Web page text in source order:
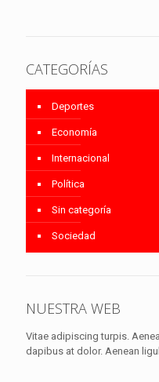
CATEGORÍAS
Deportes
Economía
Internacional
Política
Sin categoría
Sociedad
NUESTRA WEB
Vitae adipiscing turpis.
dapibus at dolor. Aenean